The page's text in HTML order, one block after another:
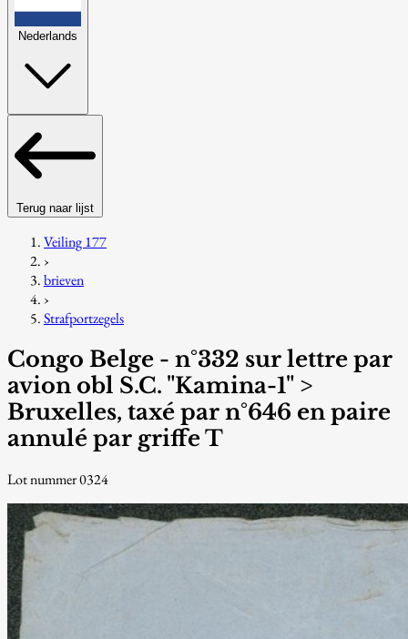
Nederlands
Terug naar lijst
Veiling 177
›
brieven
›
Strafportzegels
Congo Belge - n°332 sur lettre par
avion obl S.C. "Kamina-1" >
Bruxelles, taxé par n°646 en paire
annulé par griffe T
Lot nummer 0324